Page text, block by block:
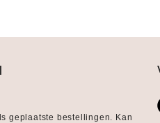
|
geplaatste bestellingen. Kan